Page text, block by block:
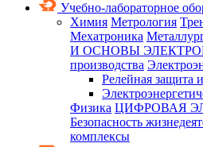
Учебно-лабораторное
Химия Метрология
Мехатроника
И ОСНОВЫ
производства
Релейная защита
Физика ЦИФРОВАЯ
Безопасность
комплексы